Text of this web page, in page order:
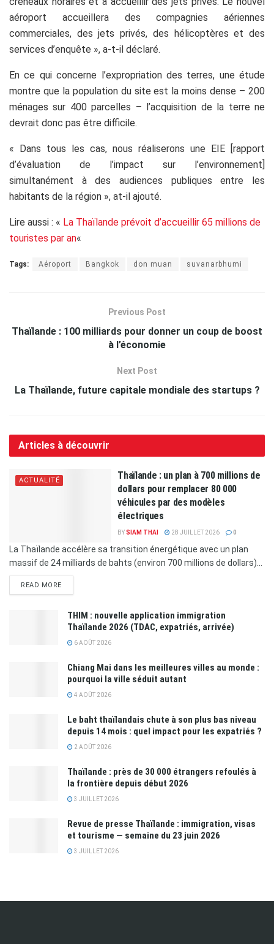
aéroport accueillera des compagnies aériennes
commerciales, des jets privés, des hélicoptères et des
services d’enquête », a-t-il déclaré.
En ce qui concerne l’expropriation des terres, une étude
montre que la population du site est la moins dense – 200
ménages sur 400 parcelles – l’acquisition de la terre ne
devrait donc pas être difficile.
« Dans tous les cas, nous réaliserons une EIE [rapport
d’évaluation de l’impact sur l’environnement]
simultanément à des audiences publiques entre les
habitants de la région », at-il ajouté.
Lire aussi : « La Thaïlande prévoit d’accueillir 65 millions de
touristes par an«
Tags: Aéroport Bangkok don muan suvanarbhumi
Previous Post
Thaïlande : 100 milliards pour donner un coup de boost
à l’économie
Next Post
La Thaïlande, future capitale mondiale des startups ?
Articles à découvrir
ACTUALITÉ
Thaïlande : un plan à 700 millions de
dollars pour remplacer 80 000
véhicules par des modèles
électriques
BYSIAM THAI 28 JUILLET 2026 0
La Thaïlande accélère sa transition énergétique avec un plan
massif de 24 milliards de bahts (environ 700 millions de dollars)...
READ MORE
THIM : nouvelle application immigration
Thaïlande 2026 (TDAC, expatriés, arrivée)
6 AOÛT 2026
Chiang Mai dans les meilleures villes au monde :
pourquoi la ville séduit autant
4 AOÛT 2026
Le baht thaïlandais chute à son plus bas niveau
depuis 14 mois : quel impact pour les expatriés ?
2 AOÛT 2026
Thaïlande : près de 30 000 étrangers refoulés à
la frontière depuis début 2026
3 JUILLET 2026
Revue de presse Thaïlande : immigration, visas
et tourisme — semaine du 23 juin 2026
3 JUILLET 2026